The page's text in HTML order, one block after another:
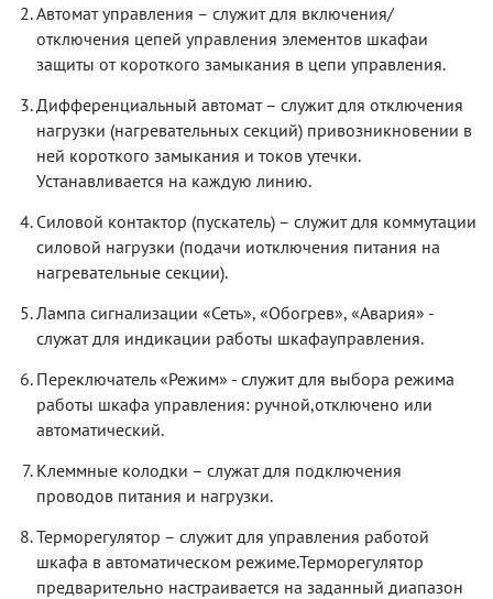
Автомат управления – служит для включения/
отключения цепей управления элементов шкафаи
защиты от короткого замыкания в цепи управления.
Дифференциальный автомат – служит для отключения
нагрузки (нагревательных секций) привозникновении в
ней короткого замыкания и токов утечки.
Устанавливается на каждую линию.
Силовой контактор (пускатель) – служит для коммутации
силовой нагрузки (подачи иотключения питания на
нагревательные секции).
Лампа сигнализации «Сеть», «Обогрев», «Авария» -
служат для индикации работы шкафауправления.
Переключатель «Режим» - служит для выбора режима
работы шкафа управления: ручной,отключено или
автоматический.
Клеммные колодки – служат для подключения
проводов питания и нагрузки.
Терморегулятор – служит для управления работой
шкафа в автоматическом режиме.Терморегулятор
предварительно настраивается на заданный диапазон